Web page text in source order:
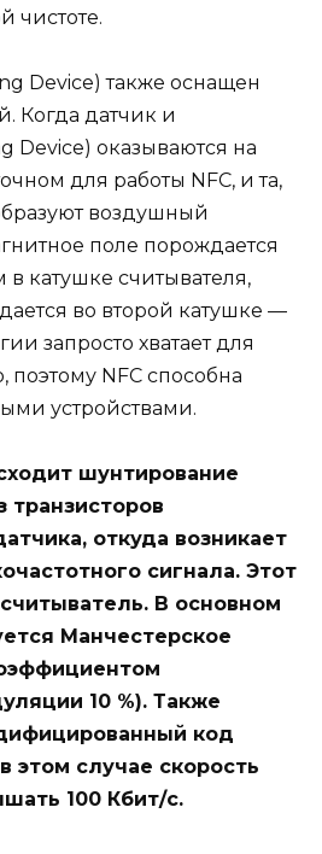
чистоте.
Device) также оснащен
Когда датчик и
Device) оказываются на
для работы NFC, и та,
воздушный
поле порождается
катушке считывателя,
во второй катушке —
запросто хватает для
поэтому NFC способна
устройствами.
шунтирование
транзисторов
откуда возникает
сигнала. Этот
В основном
Манчестерское
10 %). Также
код
этом случае скорость
100 Кбит/с.